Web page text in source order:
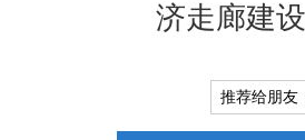
济走廊建
推荐给朋友